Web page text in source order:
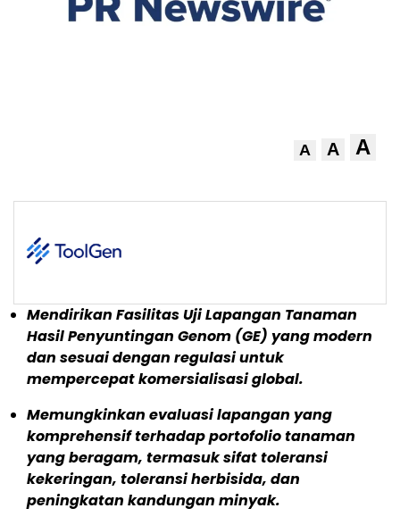
A A A
Mendirikan Fasilitas Uji Lapangan Tanaman
Hasil Penyuntingan Genom (GE) yang modern
dan sesuai dengan regulasi untuk
mempercepat komersialisasi global.
Memungkinkan evaluasi lapangan yang
komprehensif terhadap portofolio tanaman
yang beragam, termasuk sifat toleransi
kekeringan, toleransi herbisida, dan
peningkatan kandungan minyak.